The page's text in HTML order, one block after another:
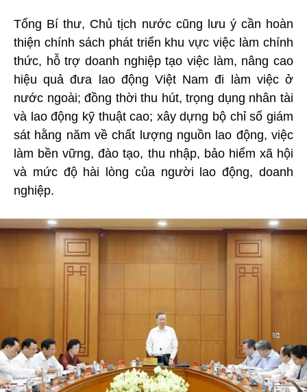
Tổng Bí thư, Chủ tịch nước cũng lưu ý cần hoàn
thiện chính sách phát triển khu vực việc làm chính
thức, hỗ trợ doanh nghiệp tạo việc làm, nâng cao
hiệu quả đưa lao động Việt Nam đi làm việc ở
nước ngoài; đồng thời thu hút, trọng dụng nhân tài
và lao động kỹ thuật cao; xây dựng bộ chỉ số giám
sát hằng năm về chất lượng nguồn lao động, việc
làm bền vững, đào tạo, thu nhập, bảo hiểm xã hội
và mức độ hài lòng của người lao động, doanh
nghiệp.